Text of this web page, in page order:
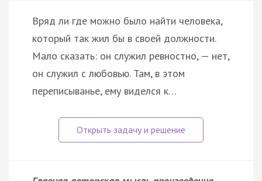
Вряд ли где можно было найти человека,
который так жил бы в своей должности.
Мало сказать: он служил ревностно, — нет,
он служил с любовью. Там, в этом
переписыванье, ему виделся к…